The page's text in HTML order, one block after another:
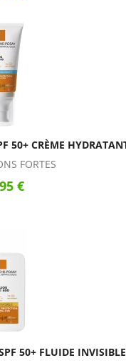
50+ CRÈME
FORTES
€
50+ FLUIDE